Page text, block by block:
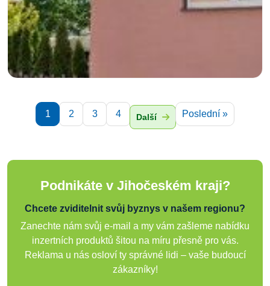
1 2 3 4 Další Poslední »
Podnikáte v Jihočeském kraji?
Chcete zviditelnit svůj byznys v našem regionu?
Zanechte nám svůj e-mail a my vám zašleme nabídku
inzertních produktů šitou na míru přesně pro vás.
Reklama u nás osloví ty správné lidi – vaše budoucí
zákazníky!